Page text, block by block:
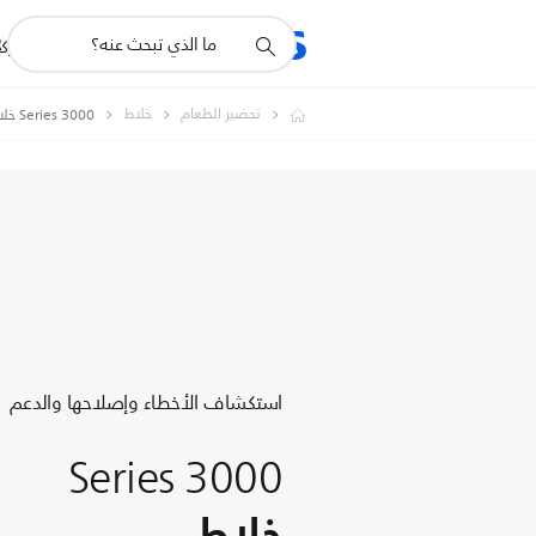
المنتجات
أيقونة
دعم
تحضير الطعام خلاط 3000 Series خلاط
استكشاف الأخطاء وإصلاحها والدعم
3000 Series